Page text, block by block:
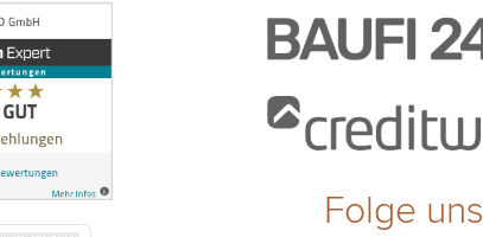
Folge uns